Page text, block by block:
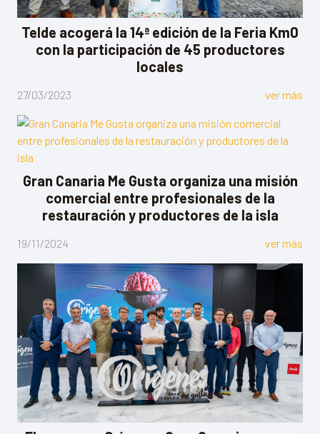
Telde acogerá la 14ª edición de la Feria Km0
con la participación de 45 productores
locales
27/03/2023 ver más
Gran Canaria Me Gusta organiza una misión
comercial entre profesionales de la
restauración y productores de la isla
19/11/2024 ver más